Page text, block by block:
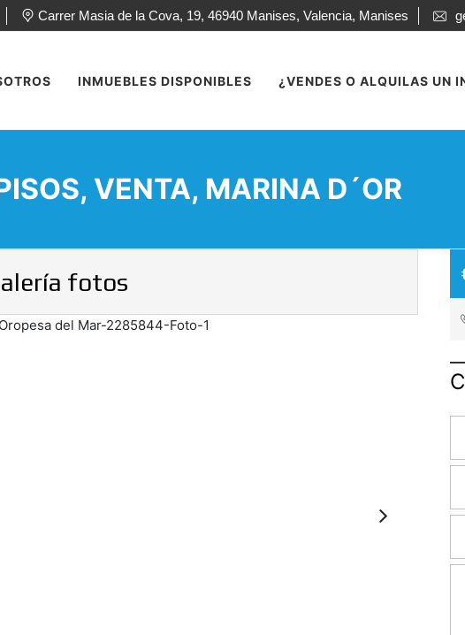
Carrer Masia de la Cova, 19, 46940 Manises, Valencia, Manises
INMUEBLES DISPONIBLES ¿VENDES O ALQUILAS UN
VENTA, MARINA D´OR
fotos
Next